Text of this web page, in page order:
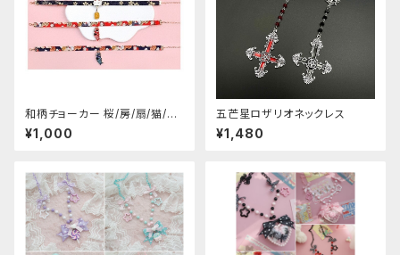
和柄チョーカー 桜/房/扇/猫/こ
いのぼり
¥1,000
五芒星ロザリオネックレス
¥1,480